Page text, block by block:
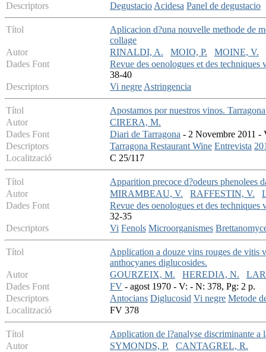
Descriptors
DegustacioAcidesa Panel de degustacio
Títol
Aplicacion d?una nouvelle methode de
collage
Autor
RINALDI, A. MOIO, P.
MOINE, V.
Dades Font
Revue des oenologues et des
38-40
Descriptors
Vi negreAstringencia
Títol
Apostamos por nuestros vinos.
Autor
CIRERA, M.
Dades Font
Diari de Tarragona - 2 Novembre 2011 -
Descriptors
Tarragona Restaurant Wine Entrevista
Localització
C 25/117
Títol
Apparition precoce d?odeurs phenolees
Autor
MIRAMBEAU, V. RAFFESTIN, V.
Dades Font
Revue des oenologues et des
32-35
Descriptors
Vi Fenols Microorganismes
Títol
Application a douze vins rouges de vitis
anthocyanes diglucosides.
Autor
GOURZEIX, M. HEREDIA, N.
Dades Font
FV - agost 1970 - V: - N: 378, Pg: 2 p.
Descriptors
Antocians Diglucosid Vi negre Metode
Localització
FV 378
Títol
Application de l?analyse discriminante a
Autor
SYMONDS, P.
CANTAGREL, R.